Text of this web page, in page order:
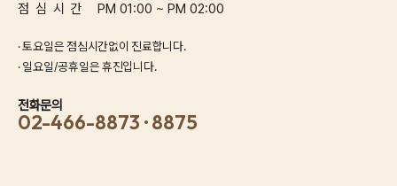
점 심 시 간
PM 01:00 ~ PM 02:00
· 토요일은 점심시간없이 진료합니다.
· 일요일/공휴일은 휴진입니다.
전화문의
02-466-8873 · 8875